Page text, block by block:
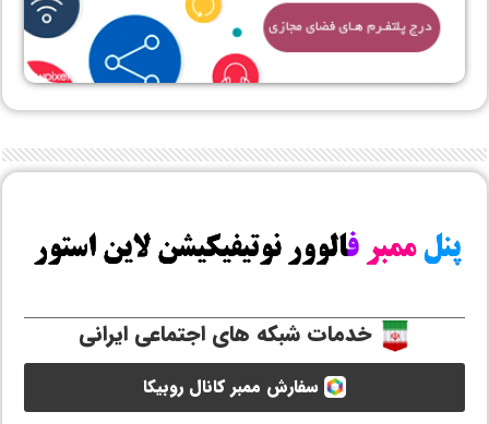
خدمات شبکه های اجتماعی ایرانی
سفارش ممبر کانال روبیکا